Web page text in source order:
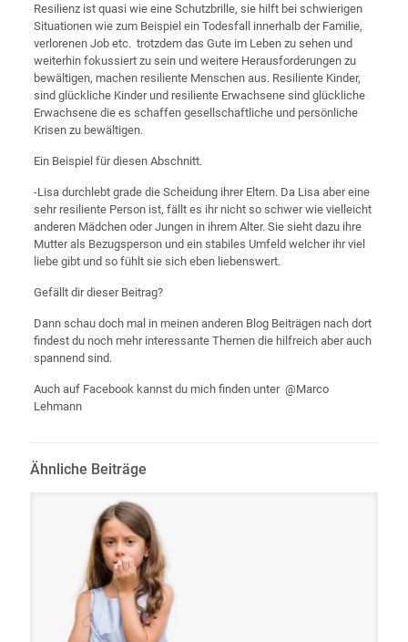
Resilienz ist quasi wie eine Schutzbrille, sie hilft bei schwierigen
Situationen wie zum Beispiel ein Todesfall innerhalb der Familie,
verlorenen Job etc. trotzdem das Gute im Leben zu sehen und
weiterhin fokussiert zu sein und weitere Herausforderungen zu
bewältigen, machen resiliente Menschen aus. Resiliente Kinder,
sind glückliche Kinder und resiliente Erwachsene sind glückliche
Erwachsene die es schaffen gesellschaftliche und persönliche
Krisen zu bewältigen.
Ein Beispiel für diesen Abschnitt.
-Lisa durchlebt grade die Scheidung ihrer Eltern. Da Lisa aber eine
sehr resiliente Person ist, fällt es ihr nicht so schwer wie vielleicht
anderen Mädchen oder Jungen in ihrem Alter. Sie sieht dazu ihre
Mutter als Bezugsperson und ein stabiles Umfeld welcher ihr viel
liebe gibt und so fühlt sie sich eben liebenswert.
Gefällt dir dieser Beitrag?
Dann schau doch mal in meinen anderen Blog Beiträgen nach dort
findest du noch mehr interessante Themen die hilfreich aber auch
spannend sind.
Auch auf Facebook kannst du mich finden unter @Marco
Lehmann
Ähnliche Beiträge